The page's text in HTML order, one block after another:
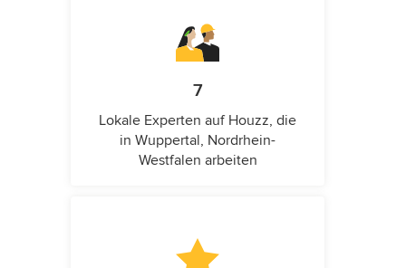
7
Lokale Experten auf Houzz, die
in Wuppertal, Nordrhein-
Westfalen arbeiten